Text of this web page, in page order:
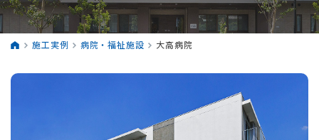
施工実例 病院・福祉施設 大高病院